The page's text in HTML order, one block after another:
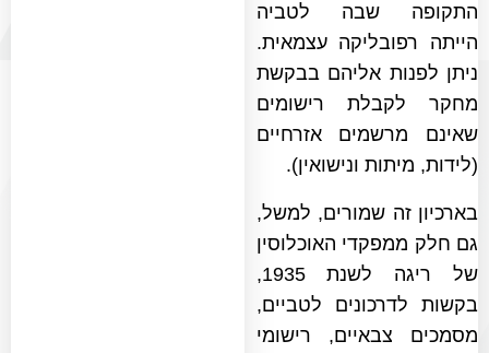
התקופה שבה לטביה
הייתה רפובליקה עצמאית.
ניתן לפנות אליהם בבקשת
מחקר לקבלת רישומים
שאינם מרשמים אזרחיים
(לידות, מיתות ונישואין).
בארכיון זה שמורים, למשל,
גם חלק ממפקדי האוכלוסין
של ריגה לשנת 1935,
בקשות לדרכונים לטביים,
מסמכים צבאיים, רישומי